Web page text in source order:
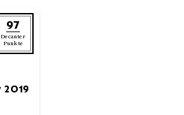
97
Decanter
Punkte
2019